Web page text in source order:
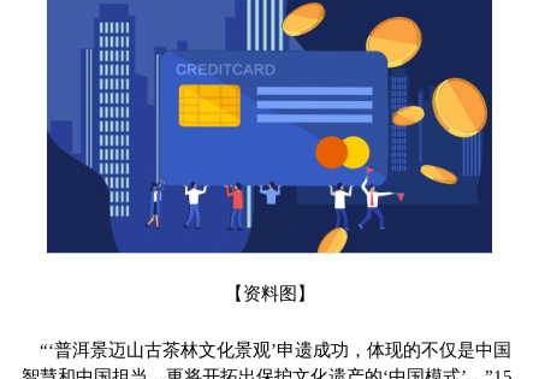
【资料图】
“‘普洱景迈山古茶林文化景观’申遗成功，体现的不仅是中国